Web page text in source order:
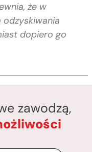
że w
dopiero go
zawodzą,